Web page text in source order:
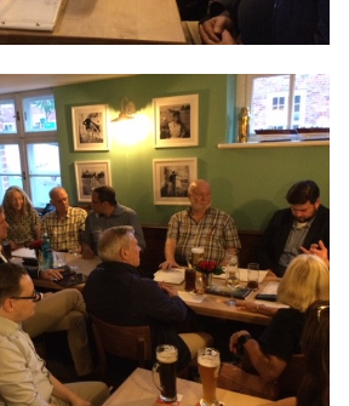
CDU Deutschland
CDU Brandenburg
CDU Potsdam